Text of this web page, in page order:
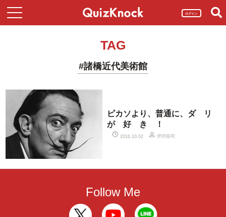
ログイン
TAG
#諸橋近代美術館
ピカソより、普通に、ダ リ
が 好 き ！
2016.10.02 伊沢拓司
Follow Me